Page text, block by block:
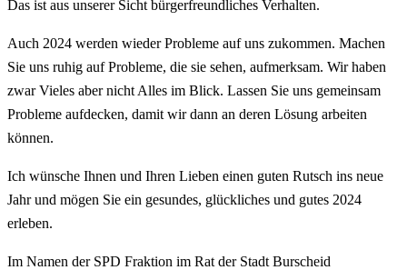
Das ist aus unserer Sicht bürgerfreundliches Verhalten.
Auch 2024 werden wieder Probleme auf uns zukommen. Machen
Sie uns ruhig auf Probleme, die sie sehen, aufmerksam. Wir haben
zwar Vieles aber nicht Alles im Blick. Lassen Sie uns gemeinsam
Probleme aufdecken, damit wir dann an deren Lösung arbeiten
können.
Ich wünsche Ihnen und Ihren Lieben einen guten Rutsch ins neue
Jahr und mögen Sie ein gesundes, glückliches und gutes 2024
erleben.
Im Namen der SPD Fraktion im Rat der Stadt Burscheid